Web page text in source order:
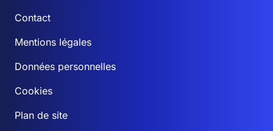
Contact
Mentions légales
Données personnelles
Cookies
Plan de site